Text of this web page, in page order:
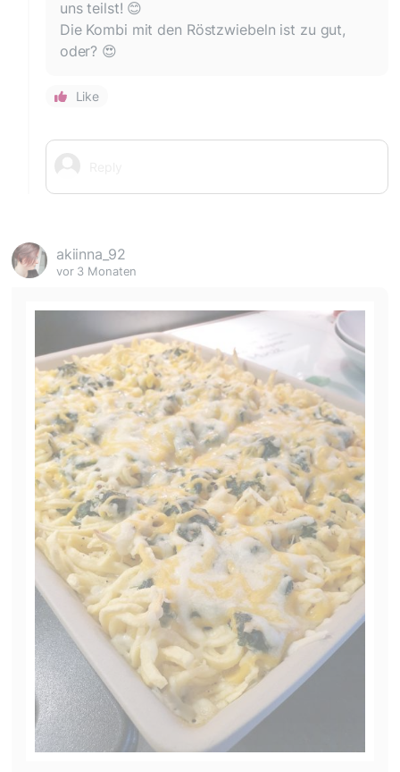
uns teilst! 😊
Die Kombi mit den Röstzwiebeln ist zu gut,
oder? 😍
Like
akiinna_92
vor 3 Monaten